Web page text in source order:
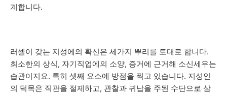
계합니다.
러셀이 갖는 지성에의 확신은 세가지 뿌리를 토대로 합니다.
최소한의 상식, 자기직업에의 소양, 증거에 근거해 소신세우는
습관이지요. 특히 셋째 요소에 방점을 찍고 있습니다. 지성인
의 덕목은 직관을 절제하고, 관찰과 귀납을 주된 수단으로 삼